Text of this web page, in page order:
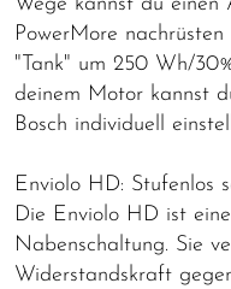
PowerMore
"Tank" um 250 Wh/
deinem Motor kannst
Bosch individuell
Enviolo HD: Stufenlos
Die Enviolo HD ist
Nabenschaltung. Sie
Widerstandskraft